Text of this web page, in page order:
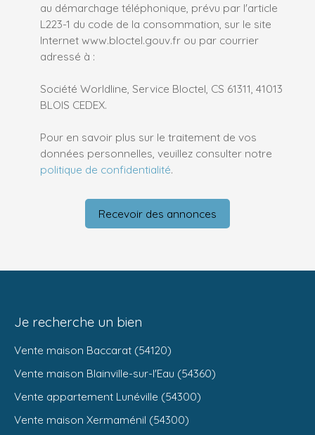
au démarchage téléphonique, prévu par l'article
L223-1 du code de la consommation, sur le site
Internet www.bloctel.gouv.fr ou par courrier
adressé à :
Société Worldline, Service Bloctel, CS 61311, 41013
BLOIS CEDEX.
Pour en savoir plus sur le traitement de vos
données personnelles, veuillez consulter notre
politique de confidentialité.
Recevoir des annonces
Je recherche un bien
Vente maison Baccarat (54120)
Vente maison Blainville-sur-l'Eau (54360)
Vente appartement Lunéville (54300)
Vente maison Xermaménil (54300)